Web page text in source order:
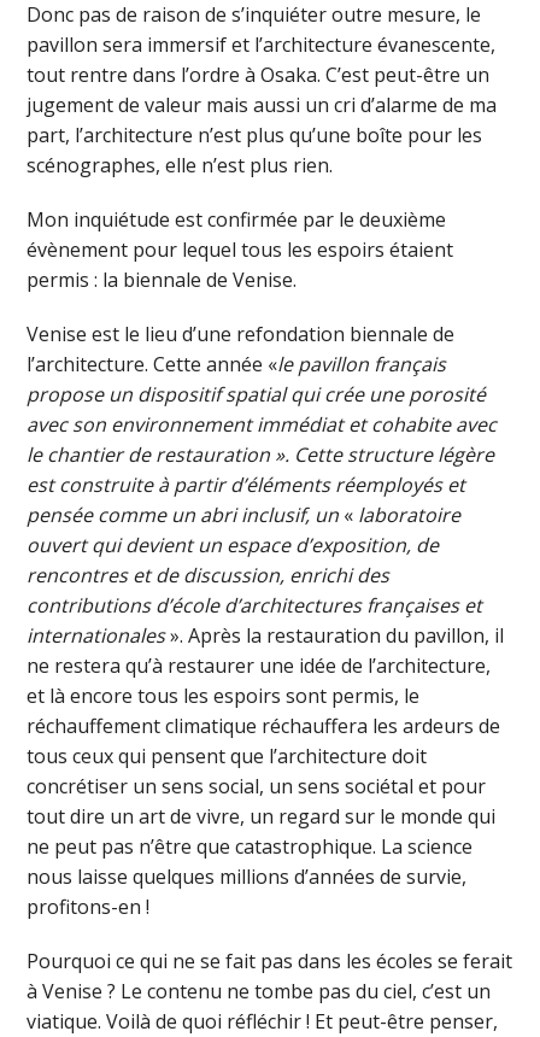
Donc pas de raison de s’inquiéter outre mesure, le
pavillon sera immersif et l’architecture évanescente,
tout rentre dans l’ordre à Osaka. C’est peut-être un
jugement de valeur mais aussi un cri d’alarme de ma
part, l’architecture n’est plus qu’une boîte pour les
scénographes, elle n’est plus rien.
Mon inquiétude est confirmée par le deuxième
évènement pour lequel tous les espoirs étaient
permis : la biennale de Venise.
Venise est le lieu d’une refondation biennale de
l’architecture. Cette année «le pavillon français
propose un dispositif spatial qui crée une porosité
avec son environnement immédiat et cohabite avec
le chantier de restauration ». Cette structure légère
est construite à partir d’éléments réemployés et
pensée comme un abri inclusif, un « laboratoire
ouvert qui devient un espace d’exposition, de
rencontres et de discussion, enrichi des
contributions d’école d’architectures françaises et
internationales». Après la restauration du pavillon, il
ne restera qu’à restaurer une idée de l’architecture,
et là encore tous les espoirs sont permis, le
réchauffement climatique réchauffera les ardeurs de
tous ceux qui pensent que l’architecture doit
concrétiser un sens social, un sens sociétal et pour
tout dire un art de vivre, un regard sur le monde qui
ne peut pas n’être que catastrophique. La science
nous laisse quelques millions d’années de survie,
profitons-en !
Pourquoi ce qui ne se fait pas dans les écoles se ferait
à Venise ? Le contenu ne tombe pas du ciel, c’est un
viatique. Voilà de quoi réfléchir ! Et peut-être penser,